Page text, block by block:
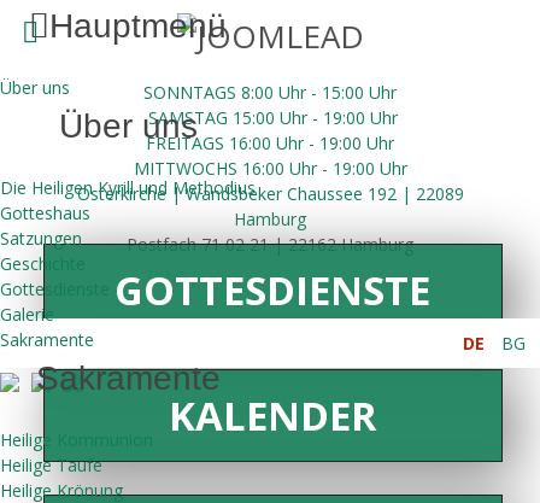
SONNTAGS 8:00 Uhr - 15:00 Uhr
SAMSTAG 15:00 Uhr - 19:00 Uhr
FREITAGS 16:00 Uhr - 19:00 Uhr
MITTWOCHS 16:00 Uhr- 19:00 Uhr
Osterkirche | Wandsbeker Chaussee 192 | 22089
Hamburg
Postfach 71 02 21 | 22162 Hamburg
Hauptmenü
Über uns
Über uns
Die Heiligen Kyrill und Methodius
Gotteshaus
Satzungen
Geschichte
Gottesdienste
Galerie
Sakramente
Sakramente
Heilige Kommunion
Heilige Taufe
Heilige Krönung
DE BG
GOTTESDIENSTE
KALENDER